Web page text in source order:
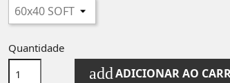
Quantidade
addADICIONAR AO